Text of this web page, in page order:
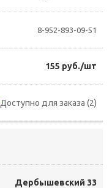
8-952-893-09-51
155 руб./шт
Доступно для заказа (2)
Дербышевский 33